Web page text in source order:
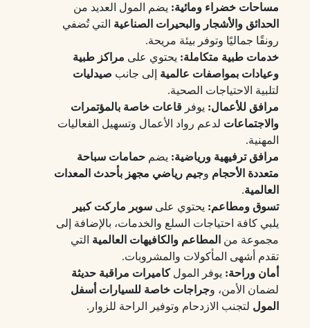
مساحات خضراء ومائية: يضم المول العديد من
الحدائق والأشجار والبحيرات الصناعية التي تُضفي
رونقًا جماليًا وتوفر بيئة مريحة.
خدمات طبية متكاملة: يحتوي على مراكز طبية
وعيادات بمواصفات عالمية إلى جانب صيدليات
لتلبية الاحتياجات الصحية.
مرافق للأعمال: يوفر قاعات خاصة بالمؤتمرات
والاجتماعات لدعم رواد الأعمال وتسهيل الفعاليات
المهنية.
مرافق ترفيهية ورياضية: يضم حمامات سباحة
متعددة الأحجام وجيم رياضي مجهز بأحدث المعدات
العالمية.
تسوق ومطاعم: يحتوي على سوبر ماركت كبير
يلبي كافة احتياجات السلع والخدمات، بالإضافة إلى
مجموعة من المطاعم والكافيهات العالمية التي
تقدم أشهى المأكولات والمشروبات.
أمان وراحة: يوفر المولكاميرات مراقبة حديثة
لضمان الأمن، وجراجات خاصة للسيارات أسفل
المول لتجنب الازدحام وتوفير الراحة للزوار.